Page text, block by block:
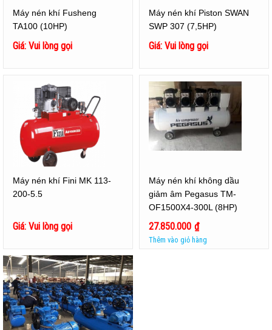
Máy nén khí Fusheng
TA100 (10HP)
Giá: Vui lòng gọi
Máy nén khí Piston SWAN
SWP 307 (7,5HP)
Giá: Vui lòng gọi
Máy nén khí Fini MK 113-
200-5.5
Giá: Vui lòng gọi
Máy nén khí không dầu
giảm âm Pegasus TM-
OF1500X4-300L (8HP)
27.850.000 ₫
Thêm vào giỏ hàng